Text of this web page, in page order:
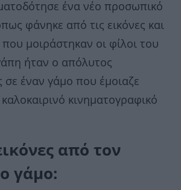
ένα νέο προσωπικό
φάνηκε από τις εικόνες και
μοιράστηκαν οι φίλοι του
ήταν ο απόλυτος
έναν γάμο που έμοιαζε
κινηματογραφικό
από τον
γάμο: